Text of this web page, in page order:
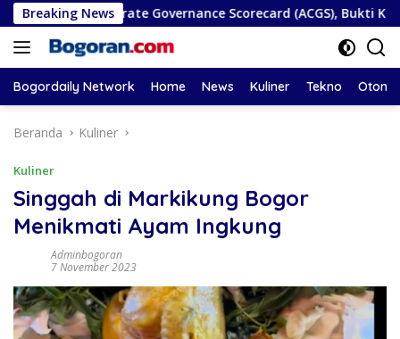
Langsung
ke
konten
Breaking News
Corporate Governance Scorecard (ACGS), Bukti
Bogordaily Network Home News Kuliner Tekno
Beranda Kuliner
Kuliner
Singgah di Markikung Bogor
Menikmati Ayam Ingkung
Adminbogoran
7 November 2023